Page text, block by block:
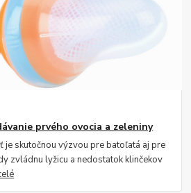
prvého ovocia a zeleniny
je skutočnou výzvou pre batoľatá aj pre
zvládnu lyžicu a nedostatok klinčekov